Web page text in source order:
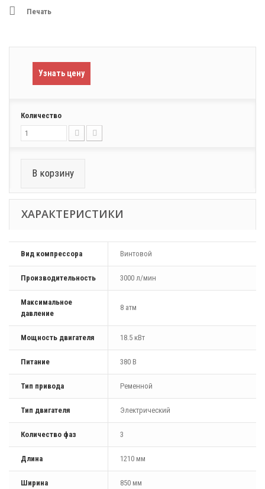
Печать
Узнать цену
Количество
В корзину
ХАРАКТЕРИСТИКИ
Вид компрессора Винтовой
Производительность 3000 л/мин
Максимальное
давление
8 атм
Мощность двигателя 18.5 кВт
Питание 380 В
Тип привода Ременной
Тип двигателя Электрический
Количество фаз 3
Длина 1210 мм
Ширина 850 мм